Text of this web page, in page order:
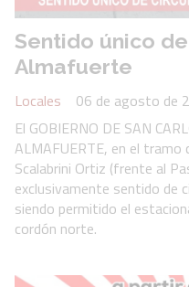
Sentido único
Almafuerte
Locales
06 de agosto de
El GOBIERNO DE SAN
ALMAFUERTE, en el
Scalabrini Ortiz (frente al
exclusivamente sentido de
siendo permitido el
cordón norte.